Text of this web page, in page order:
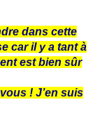
dans cette
car il y a tant à
est bien sûr
! J’en suis